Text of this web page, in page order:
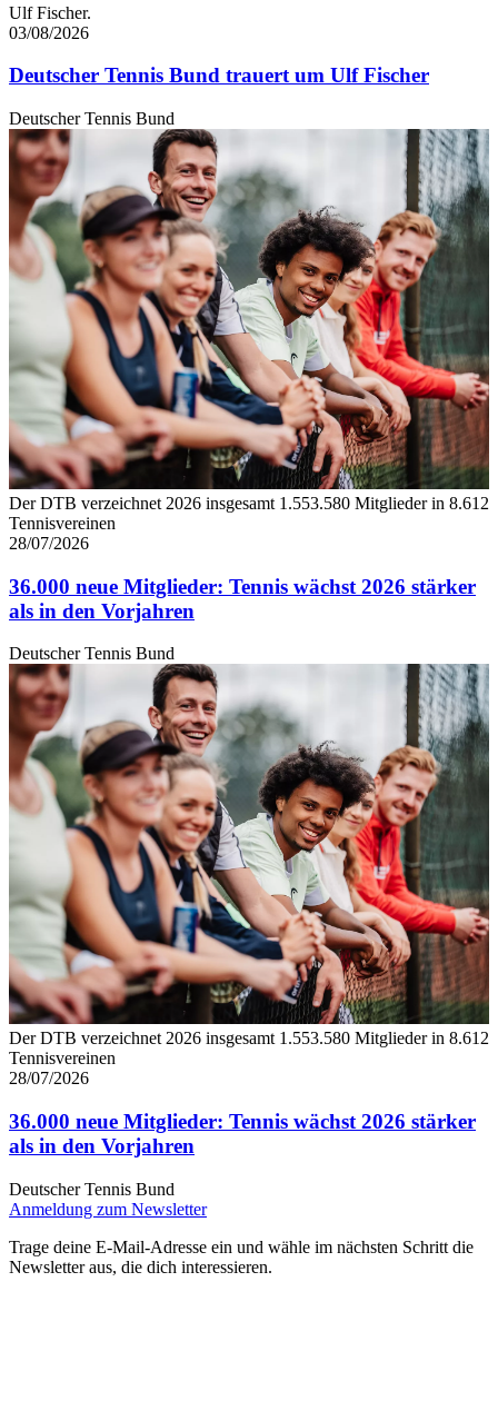
Ulf Fischer.
03/08/2026
Deutscher Tennis Bund trauert um Ulf Fischer
Deutscher Tennis Bund
Der DTB verzeichnet 2026 insgesamt 1.553.580 Mitglieder in 8.612
Tennisvereinen
28/07/2026
36.000 neue Mitglieder: Tennis wächst 2026 stärker
als in den Vorjahren
Deutscher Tennis Bund
Der DTB verzeichnet 2026 insgesamt 1.553.580 Mitglieder in 8.612
Tennisvereinen
28/07/2026
36.000 neue Mitglieder: Tennis wächst 2026 stärker
als in den Vorjahren
Deutscher Tennis Bund
Anmeldung zum Newsletter
Trage deine E-Mail-Adresse ein und wähle im nächsten Schritt die
Newsletter aus, die dich interessieren.